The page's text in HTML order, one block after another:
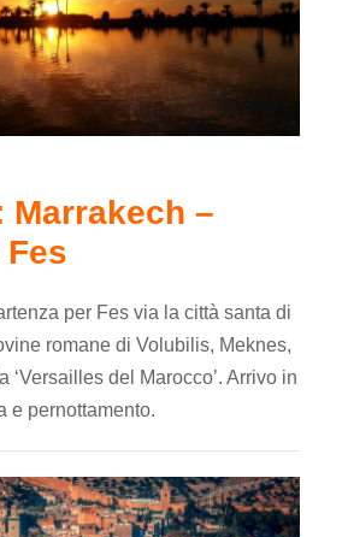
Marrakech –
Fes
per Fes via la città santa di
romane di Volubilis, Meknes,
‘Versailles del Marocco’. Arrivo in
e pernottamento.